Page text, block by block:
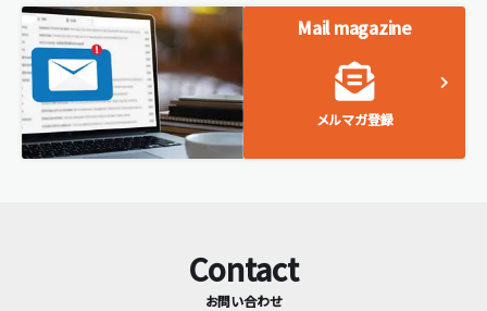
メルマガ登録
Contact
お問い合わせ